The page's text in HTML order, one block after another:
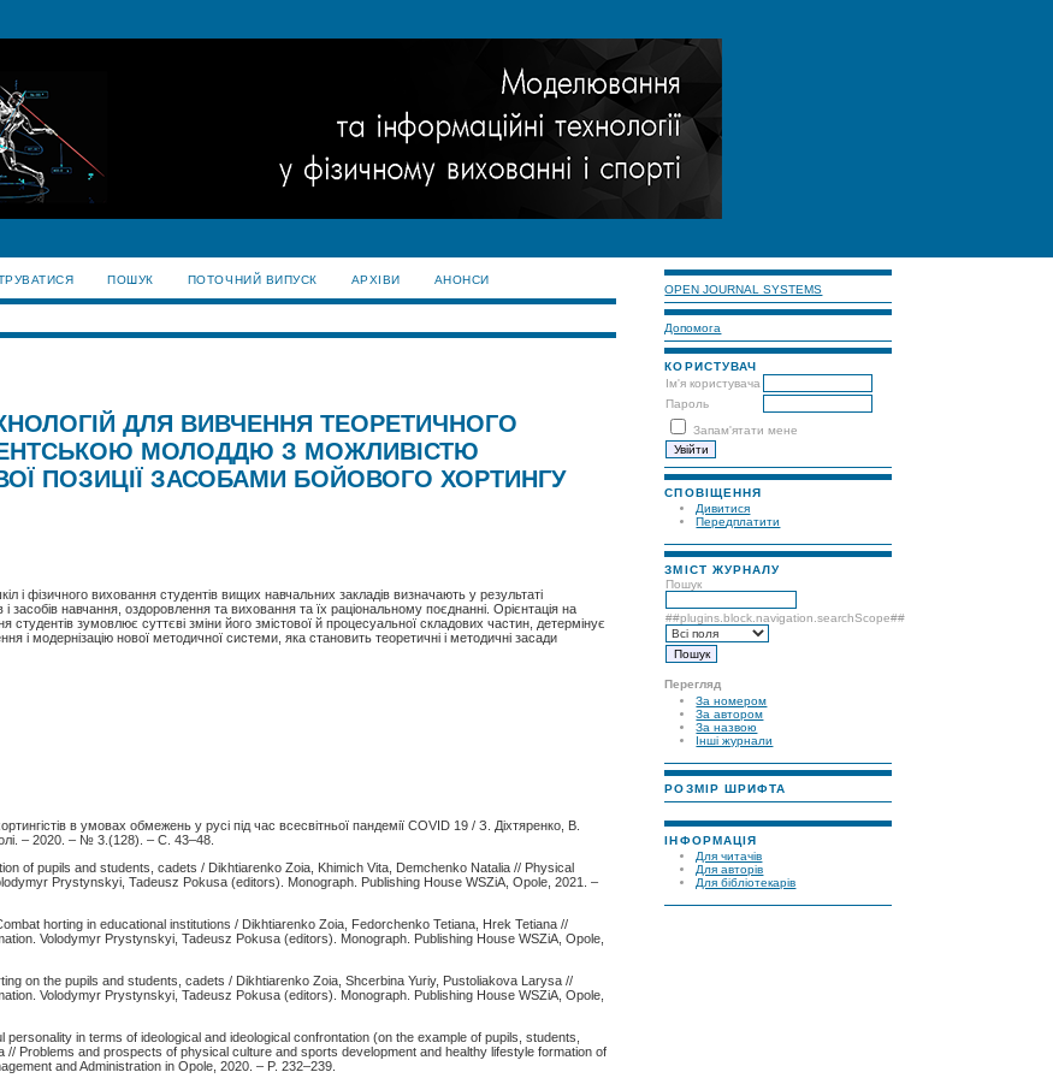
OPEN JOURNAL SYSTEMS
Допомога
КОРИСТУВАЧ
Ім'я користувача
Пароль
Запам'ятати мене
СПОВІЩЕННЯ
Дивитися
Передплатити
ЗМІСТ ЖУРНАЛУ
Пошук
##plugins.block.navigation.searchScope##
Перегляд
За номером
За автором
За назвою
Інші журнали
РОЗМІР ШРИФТА
ІНФОРМАЦІЯ
Для читачів
Для авторів
Для бібліотекарів
ПОШУК ПОТОЧНИЙ ВИПУСК АРХІВИ АНОНСИ
ДЛЯ ВИВЧЕННЯ ТЕОРЕТИЧНОГО
МОЛОДДЮ З МОЖЛИВІСТЮ
ПОЗИЦІЇ ЗАСОБАМИ БОЙОВОГО ХОРТИНГУ
і фізичного виховання студентів вищих навчальних закладів визначають у результаті
засобів навчання, оздоровлення та виховання та їх раціональному поєднанні. Орієнтація на
студентів зумовлює суттєві зміни його змістової й процесуальної складових частин, детермінує
і модернізацію нової методичної системи, яка становить теоретичні і методичні засади
в умовах обмежень у русі під час всесвітньої пандемії COVID 19 / З. Діхтяренко, В.
– 2020. – № 3.(128). – C. 43–48.
of pupils and students, cadets / Dikhtiarenko Zoia, Khimich Vita, Demchenko Natalia // Physical
Prystynskyi, Tadeusz Pokusa (editors). Monograph. Publishing House WSZiA, Opole, 2021. –
horting in educational institutions / Dikhtiarenko Zoia, Fedorchenko Tetiana, Hrek Tetiana //
Volodymyr Prystynskyi, Tadeusz Pokusa (editors). Monograph. Publishing House WSZiA, Opole,
on the pupils and students, cadets / Dikhtiarenko Zoia, Shcerbina Yuriy, Pustoliakova Larysa //
Volodymyr Prystynskyi, Tadeusz Pokusa (editors). Monograph. Publishing House WSZiA, Opole,
in terms of ideological and ideological confrontation (on the example of pupils, students,
Problems and prospects of physical culture and sports development and healthy lifestyle formation of
and Administration in Opole, 2020. – P. 232–239.